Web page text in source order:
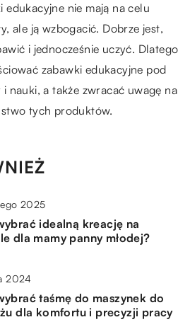
edukacyjne nie mają na celu
ale ją wzbogacić. Dobrze jest,
i jednocześnie uczyć. Dlatego
zabawki edukacyjne pod
i nauki, a także zwracać uwagę na
tych produktów.
2025
idealną kreację na
dla mamy panny młodej?
2024
taśmę do maszynek do
dla komfortu i precyzji pracy